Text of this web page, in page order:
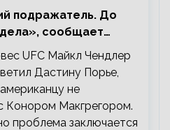
подражатель. До
сообщает
словах Порье
UFC Майкл Чендлер
Дастину Порье,
не
Конором Макгрегором.
проблема заключается